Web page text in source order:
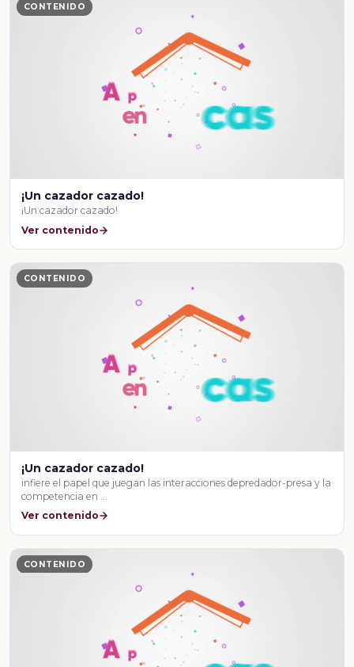
CONTENIDO
¡Un cazador cazado!
¡Un cazador cazado!
Ver contenido
CONTENIDO
¡Un cazador cazado!
infiere el papel que juegan las interacciones depredador-presa y la
competencia en …
Ver contenido
CONTENIDO